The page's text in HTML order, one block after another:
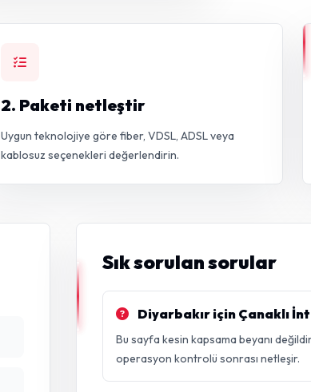
2. Paketi netleştir
Uygun teknolojiye göre fiber, VDSL, ADSL veya
kablosuz seçenekleri değerlendirin.
Sık sorulan sorular
Diyarbakır için Çanaklı
Bu sayfa kesin kapsama beyanı
operasyon kontrolü sonrası netleşir.